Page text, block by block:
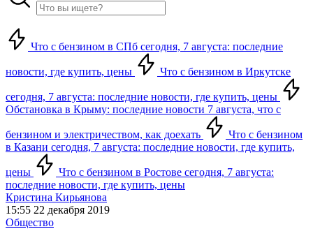
Что с бензином в СПб сегодня, 7 августа: последние
новости, где купить, цены Что с бензином в Иркутске
сегодня, 7 августа: последние новости, где купить, цены
Обстановка в Крыму: последние новости 7 августа, что с
бензином и электричеством, как доехать
Что с бензином
в Казани сегодня, 7 августа: последние новости, где купить,
цены
Что с бензином в Ростове сегодня, 7 августа:
последние новости, где купить, цены
Кристина Кирьянова
15:55 22 декабря 2019
Общество